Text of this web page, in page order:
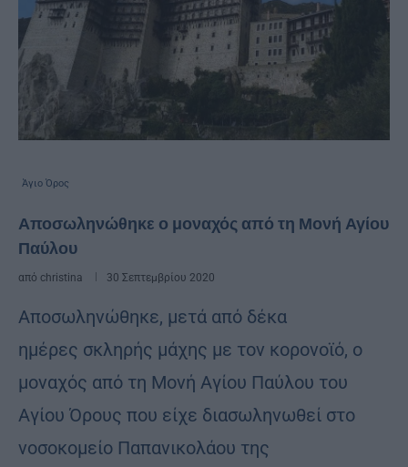
Άγιο Όρος
Αποσωληνώθηκε ο μοναχός από τη Μονή Αγίου
Παύλου
από christina 30 Σεπτεμβρίου 2020
Αποσωληνώθηκε, μετά από δέκα
ημέρες σκληρής μάχης με τον κορονοϊό, ο
μοναχός από τη Μονή Αγίου Παύλου του
Αγίου Όρους που είχε διασωληνωθεί στο
νοσοκομείο Παπανικολάου της